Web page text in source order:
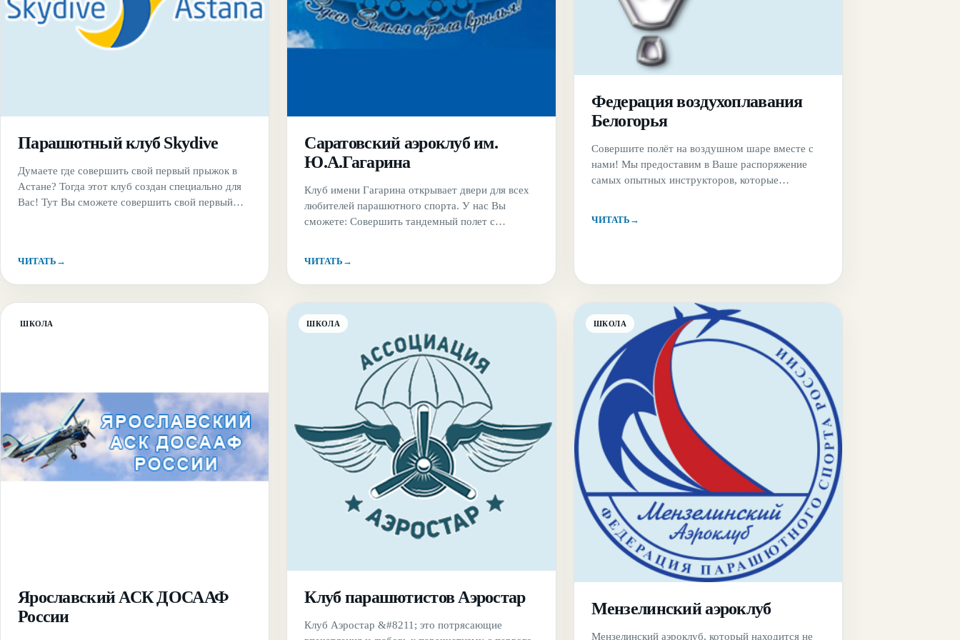
Парашютный клуб Skydive
Думаете где совершить свой первый прыжок в
Астане? Тогда этот клуб создан специально для
Вас! Тут Вы сможете совершить свой первый
высота и Вы сможете выбрать полет высотой от
ЧИТАТЬ →
Саратовский аэроклуб им.
Ю.А.Гагарина
Клуб имени Гагарина открывает двери для всех
любителей парашютного спорта. У нас Вы
сможете: Совершить тандемный полет с
метров (при наличии подготовки и документов,
ее заверяющих).
ЧИТАТЬ →
Федерация воздухоплавания
Белогорья
Совершите полёт на воздушном шаре вместе с
нами! Мы предоставим в Ваше распоряжение
самых опытных инструкторов, которые
Хотите, чтобы после полета осталось что-то,
ЧИТАТЬ →
ШКОЛА
Ярославский АСК ДОСААФ
России
ШКОЛА
Клуб парашютистов Аэростар
Клуб Аэростар &#8211; это потрясающие
ШКОЛА
Мензелинский аэроклуб
Мензелинский аэроклуб, который находится не